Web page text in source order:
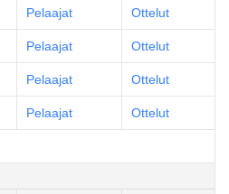
Pelaajat Ottelut
Pelaajat Ottelut
Pelaajat Ottelut
Pelaajat Ottelut